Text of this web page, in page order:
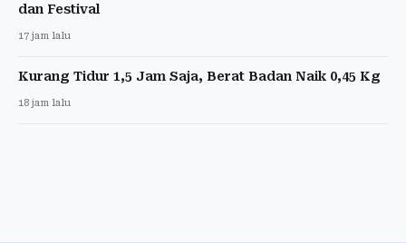
dan Festival
17 jam lalu
Kurang Tidur 1,5 Jam Saja, Berat Badan Naik 0,45 Kg
18 jam lalu